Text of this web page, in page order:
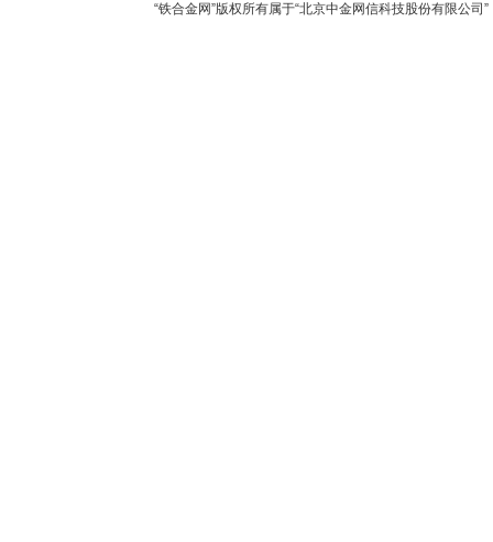
“铁合金网”版权所有属于“北京中金网信科技股份有限公司